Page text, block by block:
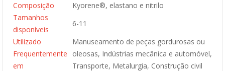
Composição
Kyorene®, elastano e nitrilo
Tamanhos
disponíveis
6-11
Utilizado
Frequentemente
em
Manuseamento de peças gordurosas ou
oleosas, Indústrias mecânica e automóvel,
Transporte, Metalurgia, Construção civil